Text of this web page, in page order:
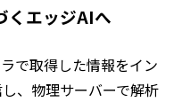
くエッジAIへ
で取得した情報をイン
、物理サーバーで解析